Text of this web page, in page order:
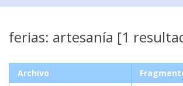
ferias: artesanía [1
Archivo